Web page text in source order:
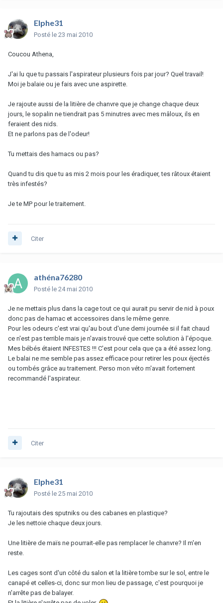
Elphe31
Posté le 23 mai 2010
Coucou Athena,
J'ai lu que tu passais l'aspirateur plusieurs fois par jour? Quel travail!
Moi je balaie ou je fais avec une aspirette.
Je rajoute aussi de la litière de chanvre que je change chaque deux
jours, le sopalin ne tiendrait pas 5 minutres avec mes mâloux, ils en
feraient des nids.
Et ne parlons pas de l'odeur!
Tu mettais des hamacs ou pas?
Quand tu dis que tu as mis 2 mois pour les éradiquer, tes râtoux étaient
très infestés?
Je te MP pour le traitement.
Citer
athéna76280
Posté le 24 mai 2010
Je ne mettais plus dans la cage tout ce qui aurait pu servir de nid à poux
donc pas de hamac et accessoires dans le même genre.
Pour les odeurs c'est vrai qu'au bout d'une demi journée si il fait chaud
ce n'est pas terrible mais je n'avais trouvé que cette solution à l'époque.
Mes bébés étaient INFESTES !!! C'est pour cela que ça a été assez long.
Le balai ne me semble pas assez efficace pour retirer les poux éjectés
ou tombés grâce au traitement. Perso mon véto m'avait fortement
recommandé l'aspirateur.
Citer
Elphe31
Posté le 25 mai 2010
Tu rajoutais des sputniks ou des cabanes en plastique?
Je les nettoie chaque deux jours.
Une litière de maïs ne pourrait-elle pas remplacer le chanvre? Il m'en
reste.
Les cages sont d'un côté du salon et la litière tombe sur le sol, entre le
canapé et celles-ci, donc sur mon lieu de passage, c'est pourquoi je
n'arrête pas de balayer.